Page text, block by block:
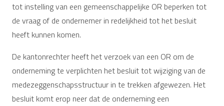
tot instelling van een gemeenschappelijke OR beperken tot
de vraag of de ondernemer in redelijkheid tot het besluit
heeft kunnen komen.
De kantonrechter heeft het verzoek van een OR om de
onderneming te verplichten het besluit tot wijziging van de
medezeggenschapsstructuur in te trekken afgewezen. Het
besluit komt erop neer dat de onderneming een